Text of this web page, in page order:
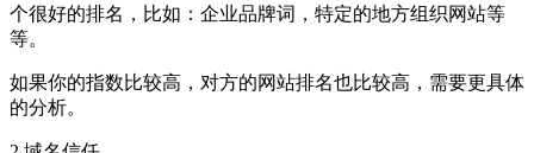
个很好的排名，比如：企业品牌词，特定的地方组织网站等
等。
如果你的指数比较高，对方的网站排名也比较高，需要更具体
的分析。